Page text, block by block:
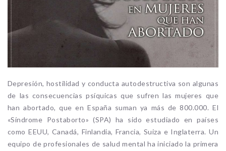
Depresión, hostilidad y conducta autodestructiva son algunas
de las consecuencias psíquicas que sufren las mujeres que
han abortado, que en España suman ya más de 800.000. El
«Síndrome Postaborto» (SPA) ha sido estudiado en países
como EEUU, Canadá, Finlandia, Francia, Suiza e Inglaterra. Un
equipo de profesionales de salud mental ha iniciado la primera